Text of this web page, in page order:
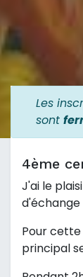
Les
sont
4ème
J'ai le
Pour
principal